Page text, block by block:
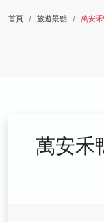
首頁 旅遊景點 萬安
萬安禾